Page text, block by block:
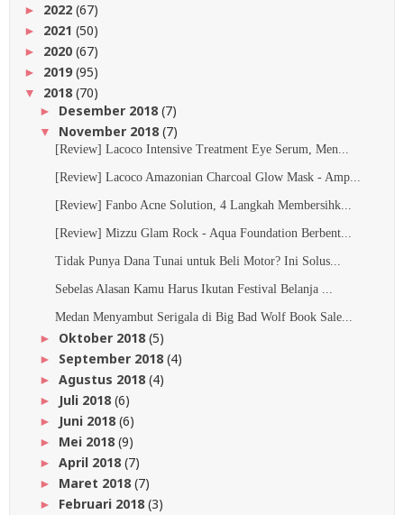
► 2022 (67)
► 2021 (50)
► 2020 (67)
► 2019(95)
▼ 2018 (70)
► Desember 2018 (7)
▼ November 2018 (7)
[Review] Lacoco Intensive Treatment Eye Serum, Men...
[Review] Lacoco Amazonian Charcoal Glow Mask - Amp...
[Review] Fanbo Acne Solution, 4 Langkah Membersihk...
[Review] Mizzu Glam Rock - Aqua Foundation Berbent...
Tidak Punya Dana Tunai untuk Beli Motor? Ini Solus...
Sebelas Alasan Kamu Harus Ikutan Festival Belanja ...
Medan Menyambut Serigala di Big Bad Wolf Book Sale...
► Oktober 2018 (5)
► September 2018 (4)
► Agustus 2018 (4)
► Juli 2018 (6)
► Juni 2018 (6)
► Mei 2018 (9)
► April 2018 (7)
► Maret 2018 (7)
► Februari 2018 (3)